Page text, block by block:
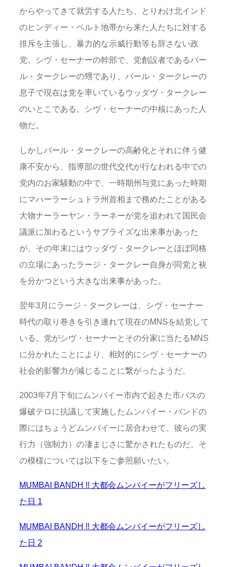
からやってきて就労する人たち、とりわけ北インド
のヒンディー・ベルト地帯から来た人たちに対する
排斥を主張し、暴力的な示威行動等も辞さない政
党、シヴ・セーナーの幹部で、党創設者であるバー
ル・タークレーの甥であり、バール・タークレーの
息子で現在は党を率いているウッダヴ・タークレー
のいとこである。シヴ・セーナーの中核にあった人
物だ。
しかしバール・タークレーの高齢化とそれに伴う健
康不安から、指導部の世代交代が行なわれる中での
党内のお家騒動の中で、一時期州与党にあった時期
にマハーラーシュトラ州首相まで務めたことがある
大物ナーラーヤン・ラーネーが党を追われて国民会
議派に加わるというサプライズな出来事があった
が、その年末にはウッダヴ・タークレーとほぼ同格
の立場にあったラージ・タークレー自身が同党と袂
を分かつという大きな出来事があった。
翌年3月にラージ・タークレーは、シヴ・セーナー
時代の取り巻きを引き連れて現在のMNSを結党して
いる。党がシヴ・セーナーとその分家に当たるMNS
に分かれたことにより、相対的にシヴ・セーナーの
社会的影響力が減じることに繋がったようだ。
2003年7月下旬にムンバイー市内で起きた市バスの
爆破テロに抗議して実施したムンバイー・バンドの
際にはちょうどムンバイーに居合わせて、彼らの実
行力（強制力）の凄まじさに驚かされたものだ。そ
の模様については以下をご参照願いたい。
MUMBAI BANDH !! 大都会ムンバイーがフリーズし
た日 1
MUMBAI BANDH !! 大都会ムンバイーがフリーズし
た日 2